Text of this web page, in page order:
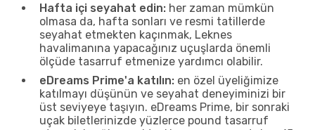
Hafta içi seyahat edin: her zaman mümkün
olmasa da, hafta sonları ve resmi tatillerde
seyahat etmekten kaçınmak, Leknes
havalimanına yapacağınız uçuşlarda önemli
ölçüde tasarruf etmenize yardımcı olabilir.
eDreams Prime'a katılın: en özel üyeliğimize
katılmayı düşünün ve seyahat deneyiminizi bir
üst seviyeye taşıyın. eDreams Prime, bir sonraki
uçak biletlerinizde yüzlerce pound tasarruf